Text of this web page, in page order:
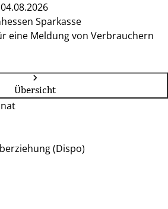
Sparkasse
eine Meldung von Verbrauchern
Übersicht
(Dispo)